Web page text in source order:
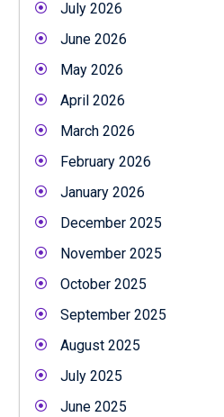
July 2026
June 2026
May 2026
April 2026
March 2026
February 2026
January 2026
December 2025
November 2025
October 2025
September 2025
August 2025
July 2025
June 2025